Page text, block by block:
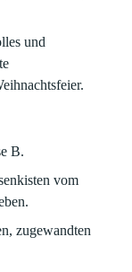
und
B.
vom
zugewandten